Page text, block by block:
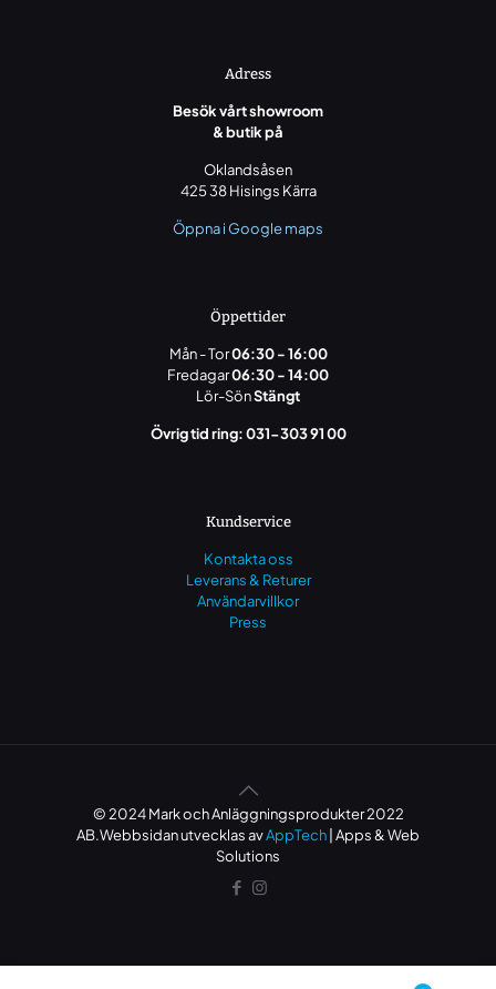
Adress
Besök vårt showroom
& butik på
Oklandsåsen
425 38 Hisings Kärra
Öppna i Google maps
Öppettider
Mån - Tor06:30 - 16:00
Fredagar06:30 - 14:00
Lör-SönStängt
Övrig tid ring: 031-303 91 00
Kundservice
Kontakta oss
Leverans & Returer
Användarvillkor
Press
© 2024 Mark och Anläggningsprodukter 2022
AB.Webbsidan utvecklas avAppTech | Apps & Web
Solutions